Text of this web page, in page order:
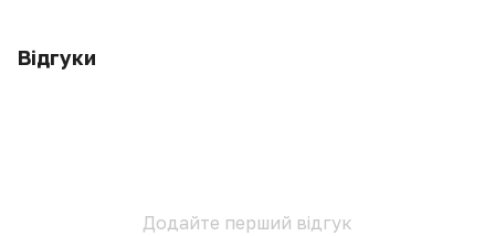
Відгуки
Додайте перший відгук